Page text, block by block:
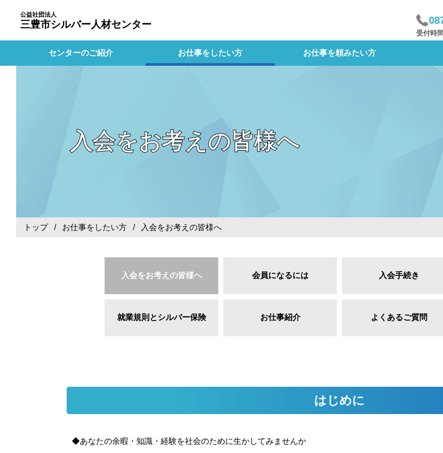
公益社団法人
三豊市シルバー人材センター
受付時
センターのご紹介 お仕事をしたい方 お仕事を頼みたい方
入会をお考えの皆様へ
トップ/ お仕事をしたい方 / 入会をお考えの皆様へ
入会をお考えの皆様へ 会員になるには 入会手続き
就業規則とシルバー保険 お仕事紹介 よくあるご質問
はじめに
◆あなたの余暇・知識・経験を社会のために生かしてみませんか